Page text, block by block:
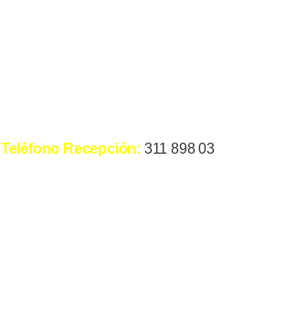
| Teléfono Recepción: 311 898 03